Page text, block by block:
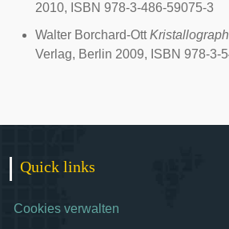
2010, ISBN 978-3-486-59075-3
Walter Borchard-Ott
Verlag, Berlin 2009, ISBN 978-3-
Quick links
Cookies verwalten